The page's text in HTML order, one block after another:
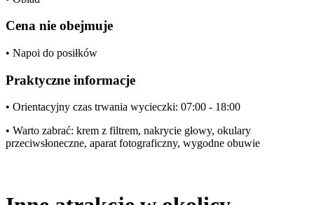
Cena nie obejmuje
• Napoi do posiłków
Praktyczne informacje
• Orientacyjny czas trwania wycieczki: 07:00 - 18:00
• Warto zabrać: krem z filtrem, nakrycie głowy, okulary
przeciwsłoneczne, aparat fotograficzny, wygodne obuwie